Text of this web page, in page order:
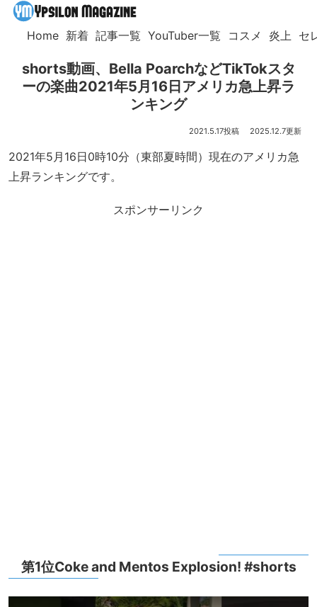
Home 新着 記事一覧 YouTuber一覧 コスメ 炎上 セ
shorts動画、Bella PoarchなどTikTokスタ
ーの楽曲2021年5月16日アメリカ急上昇ラ
ンキング
2021.5.17 2025.12.7
2021年5月16日0時10分（東部夏時間）現在のアメリカ急
上昇ランキングです。
スポンサーリンク
第1位Coke and Mentos Explosion! #shorts